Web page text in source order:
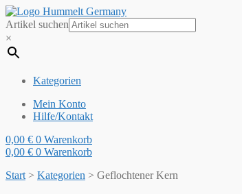
Artikel suchen
×
Kategorien
Mein Konto
Hilfe/Kontakt
0,00 € 0 Warenkorb
0,00 € 0 Warenkorb
Start > Kategorien > Geflochtener Kern